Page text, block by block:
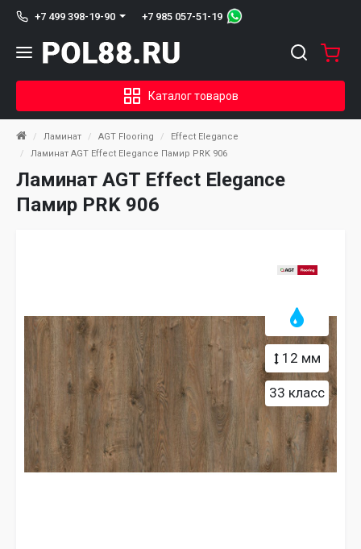
+7 499 398-19-90 +7 985 057-51-19
Каталог товаров
Ламинат AGT Flooring
Effect Elegance
Ламинат AGT Effect Elegance Памир PRK 906
Ламинат AGT Effect Elegance
Памир PRK 906
12 мм
33 класс